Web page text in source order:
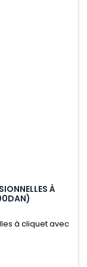
À
à cliquet avec
simple et rapide